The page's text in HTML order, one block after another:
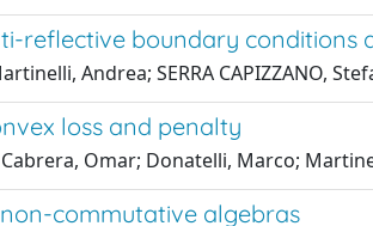
reflective boundary conditions
Andrea; SERRA CAPIZZANO,
loss and penalty
Omar; Donatelli, Marco;
commutative algebras